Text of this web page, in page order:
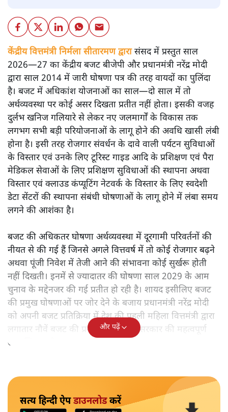
केंद्रीय वित्तमंत्री निर्मला सीतारमण द्वारासंसद में प्रस्तुत साल
2026—27 का केंद्रीय बजट बीजेपी और प्रधानमंत्री नरेंद्र मोदी
द्वारा साल 2014 में जारी घोषणा पत्र की तरह वायदों का पुलिंदा
है। बजट में अधिकांश योजनाओं का साल—दो साल में तो
अर्थव्यवस्था पर कोई असर दिखता प्रतीत नहीं होता। इसकी वजह
दुर्लभ खनिज गलियारे से लेकर नए जलमार्गों के विकास तक
लगभग सभी बड़ी परियोजनाओं के लागू होने की अवधि खासी लंबी
होना है। इसी तरह रोजगार संवर्धन के दावे वाली पर्यटन सुविधाओं
के विस्तार एवं उनके लिए टूरिस्ट गाइड आदि के प्रशिक्षण एवं पैरा
मेडिकल सेवाओं के लिए प्रशिक्षण सुविधाओं की स्थापना अथवा
विस्तार एवं क्लाउड कंप्यूटिंग नेटवर्क के विस्तार के लिए स्वदेशी
डेटा सेंटरों की स्थापना संबंधी घोषणाओं के लागू होने में लंबा समय
लगने की आशंका है।
बजट की अधिकतर घोषणा अर्थव्यवस्था में दूरगामी परिवर्तनों की
नीयत से की गई हैं जिनसे अगले वित्तवर्ष में तो कोई रोजगार बढ़ने
अथवा पूंजी निवेश में तेजी आने की संभावना कोई सुर्खरू होती
नहीं दिखती। इनमें से ज्यादातर की घोषणा साल 2029 के आम
चुनाव के मद्देनजर की गई प्रतीत हो रही है। शायद इसीलिए बजट
की प्रमुख घोषणाओं पर जोर देने के बजाय प्रधानमंत्री नरेंद्र मोदी
को अपनी बजट प्रतिक्रिया में देश की पहली महिला वित्तमंत्री द्वारा
लगातार नौवें बजट की प्रस्तुति को अपनी सरकार की महत्वपूर्ण
उपलब्धि बताने पर मजबूर होना पड़ा।
और पढ़ें
सत्य हिन्दी ऐपडाउनलोडकरें